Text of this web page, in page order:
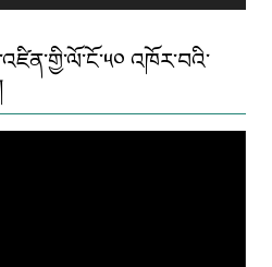
འཁོར་བའི་